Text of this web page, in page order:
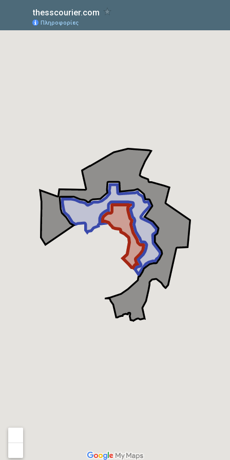
thesscourier.com
Πληροφορίες